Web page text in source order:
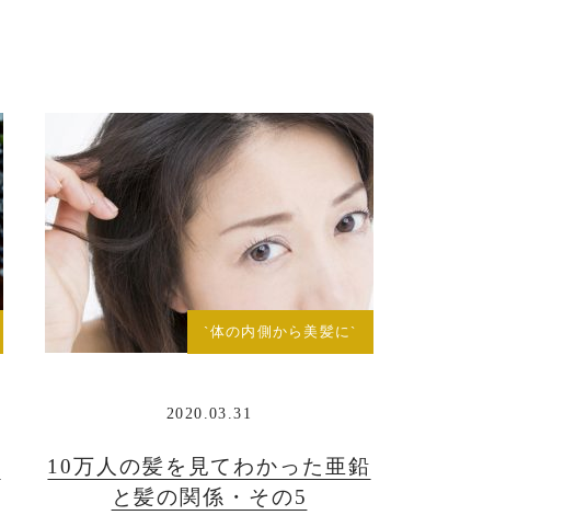
`体の内側から美髪に`
2020.03.31
10万人の髪を見てわかった亜鉛
と髪の関係・その5